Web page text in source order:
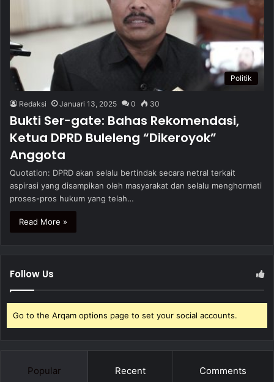
Politik
Redaksi Januari 13, 2025 0 30
Bukti Ser-gate: Bahas Rekomendasi,
Ketua DPRD Buleleng “Dikeroyok”
Anggota
Quotation: DPRD akan selalu bertindak secara netral terkait
aspirasi yang disampikan oleh masyarakat dan selalu menghormati
proses-pros hukum yang telah…
Read More »
Follow Us
Go to the Arqam options page to set your social accounts.
Popular Recent Comments